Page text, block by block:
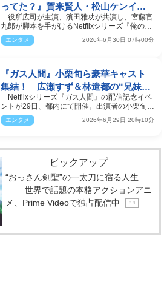
ってた？』賀来賢人・松山ケンイ
チ・河合優実ら豪華追加キャスト発
表
役所広司が主演、濱田雅功が共演し、宮藤官
九郎が脚本を手がけるNetflixシリーズ『俺のこ
と、なんか言っ…
エンタメ 2026年6月30日 07時00分
『ガス人間』小栗旬ら豪華キャスト
集結！ 広瀬すず＆林遣都の“兄妹距
離感”にほっこり
Netflixシリーズ『ガス人間』の配信記念イベ
ントが29日、都内にて開催。出演者の小栗旬、
蒼井優、広瀬す…
エンタメ 2026年6月29日 20時10分
ピックアップ
“おっさん剣聖”の一太刀に宿る人生
―― 世界で話題の本格アクションアニ
メ、Prime Videoで独占配信中
P R